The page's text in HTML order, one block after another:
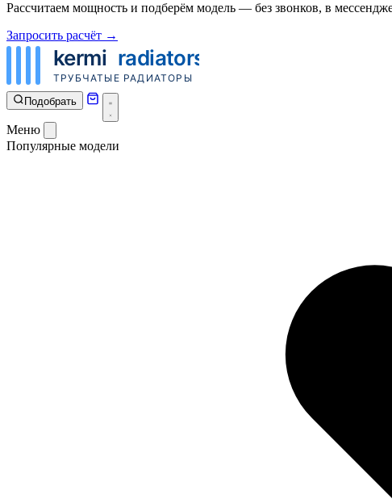
Рассчитаем мощность и подберём модель — без звонков, в
Запросить расчёт →
Подобрать
Меню
Популярные модели